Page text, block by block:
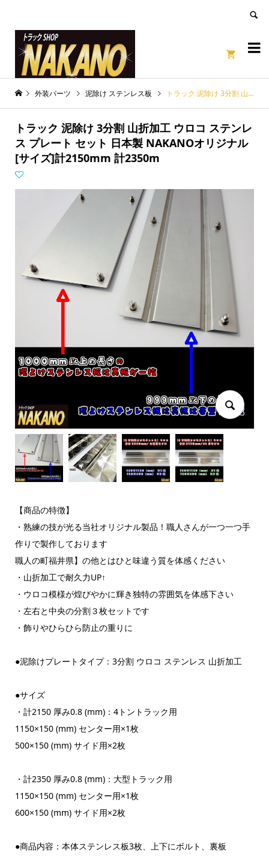


外装パーツ 泥除け ステンレス板 トラック 泥除け 3分割 山折加工 ウロコ ステンレス プレート セット 日本製 NAKANOオリジナル [サイズ]計2150mm 計2350m
トラック 泥除け 3分割 山折加工 ウロコ ステンレ
ス プレート セット 日本製 NAKANOオリジナル
[サイズ]計2150mm 計2350m
【商品の特徴】
・熟練の技が光る当社オリジナル製品！職人さんが一つ一つ手
作りで製作しております
職人の町福井県】の他とはひと味違う質を体感ください
・山折加工で耐久力UP↑
・ウロコ模様が煌びやかに輝き独特の雰囲気を体感下さい
・左右と中央の分割３枚セットです
・飾りやひらひら防止の重りに
●泥除けプレートタイプ：3分割 ウロコ ステンレス 山折加工
●サイズ
・計2150 厚み0.8 (mm)：4トントラック用
1150×150 (mm) センター用×1枚
500×150 (mm) サイド用×2枚
・計2350 厚み0.8 (mm)：大型トラック用
1150×150 (mm) センター用×1枚
600×150 (mm) サイド用×2枚
●商品内容：本体ステンレス板3枚、上下にボルト、裏板